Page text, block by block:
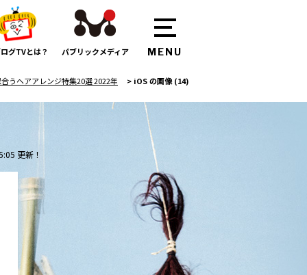
グTVとは？ パブリックメディア
うヘアアレンジ特集20選 2022年 > iOS の画像 (14)
更新！